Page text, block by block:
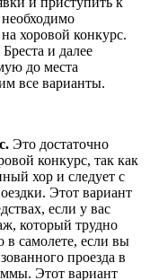
хоровой конкурс.
и далее
до места
все варианты.
Это достаточно
конкурс, так как
хор и следует с
Этот вариант
если у вас
который трудно
в самолете, если вы
проезда в
Этот вариант